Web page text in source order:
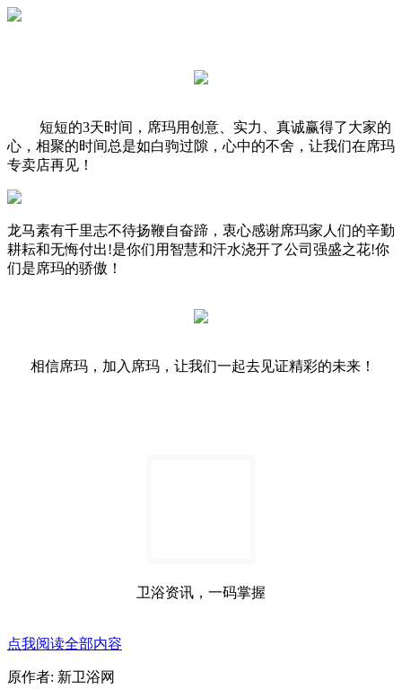
短短的3天时间，席玛用创意、实力、真诚赢得了大家的
心，相聚的时间总是如白驹过隙，心中的不舍，让我们在席玛
专卖店再见！
龙马素有千里志不待扬鞭自奋蹄，衷心感谢席玛家人们的辛勤
耕耘和无悔付出!是你们用智慧和汗水浇开了公司强盛之花!你
们是席玛的骄傲！
相信席玛，加入席玛，让我们一起去见证精彩的未来！
卫浴资讯，一码掌握
点我阅读全部内容
原作者: 新卫浴网